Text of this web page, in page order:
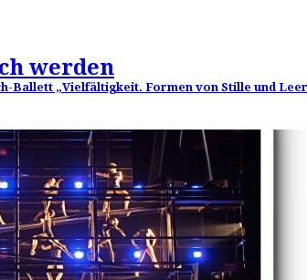
werden
Ballett „Vielfältigkeit. Formen von Stille und